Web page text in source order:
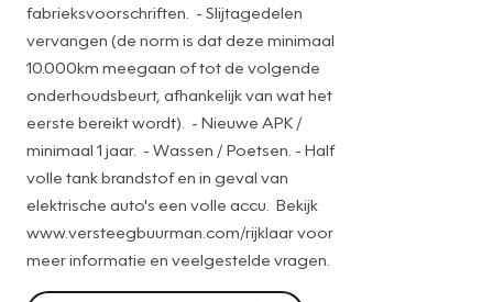
fabrieksvoorschriften. - Slijtagedelen
vervangen (de norm is dat deze minimaal
10.000km meegaan of tot de volgende
onderhoudsbeurt, afhankelijk van wat het
eerste bereikt wordt). - Nieuwe APK /
minimaal 1 jaar. - Wassen / Poetsen. - Half
volle tank brandstof en in geval van
elektrische auto's een volle accu. Bekijk
www.versteegbuurman.com/rijklaar voor
meer informatie en veelgestelde vragen.